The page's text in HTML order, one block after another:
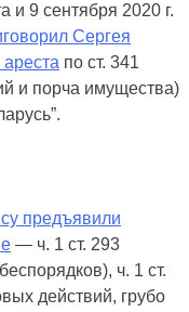
и 9 сентября 2020 г.
Сергея
по ст. 341
и порча имущества)
предъявили
— ч. 1 ст. 293
ч. 1 ст.
действий, грубо